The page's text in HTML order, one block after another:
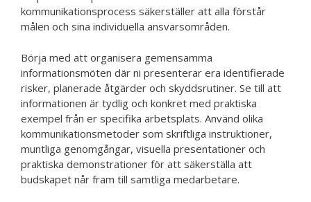
kommunikationsprocess säkerställer att alla förstår
målen och sina individuella ansvarsområden.
Börja med att organisera gemensamma
informationsmöten där ni presenterar era identifierade
risker, planerade åtgärder och skyddsrutiner. Se till att
informationen är tydlig och konkret med praktiska
exempel från er specifika arbetsplats. Använd olika
kommunikationsmetoder som skriftliga instruktioner,
muntliga genomgångar, visuella presentationer och
praktiska demonstrationer för att säkerställa att
budskapet når fram till samtliga medarbetare.